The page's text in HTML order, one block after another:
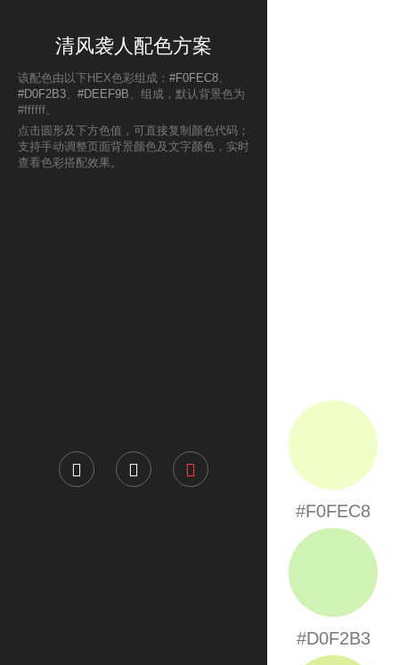
清风袭人配色方案
该配色由以下HEX色彩组成： #F0FEC8、
#D0F2B3、 #DEEF9B 、组成，默认背景色为
#ffffff。
点击圆形及下方色值，可直接复制颜色代码；
支持手动调整页面背景颜色及文字颜色，实时
查看色彩搭配效果。
#F0FEC8
#D0F2B3